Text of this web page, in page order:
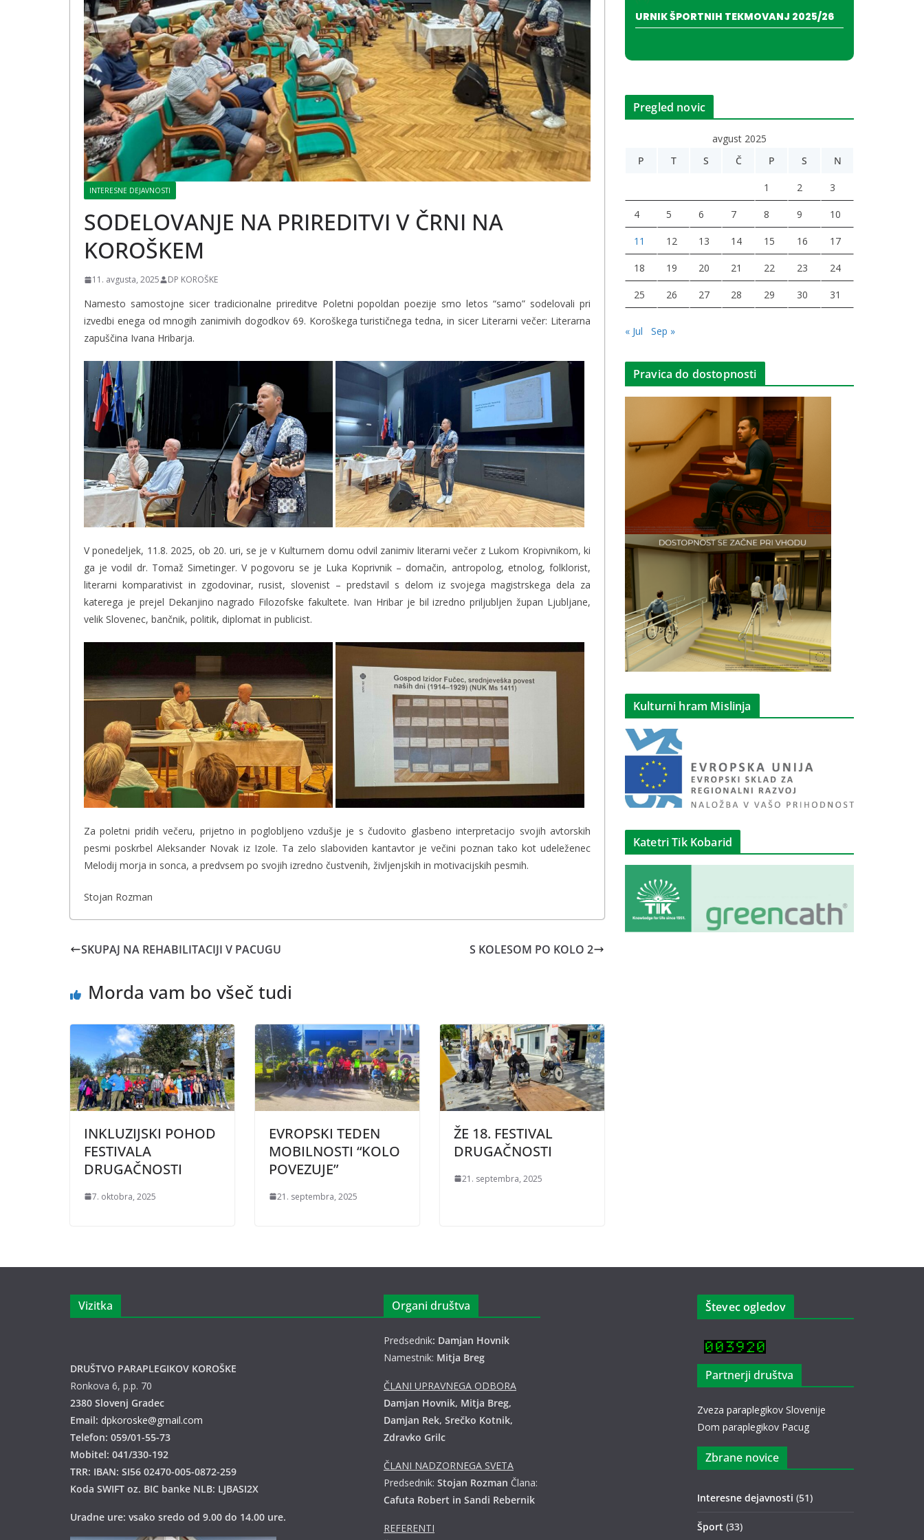
INTERESNE DEJAVNOSTI
SODELOVANJE NA PRIREDITVI V ČRNI NA
KOROŠKEM
11. avgusta, 2025 DP KOROŠKE
Namesto samostojne sicer tradicionalne prireditve Poletni popoldan poezije smo letos “samo” sodelovali pri
izvedbi enega od mnogih zanimivih dogodkov 69. Koroškega turističnega tedna, in sicer Literarni večer: Literarna
zapuščina Ivana Hribarja.
V ponedeljek, 11.8. 2025, ob 20. uri, se je v Kulturnem domu odvil zanimiv literarni večer z Lukom Kropivnikom, ki
ga je vodil dr. Tomaž Simetinger. V pogovoru se je Luka Koprivnik – domačin, antropolog, etnolog, folklorist,
literarni komparativist in zgodovinar, rusist, slovenist – predstavil s delom iz svojega magistrskega dela za
katerega je prejel Dekanjino nagrado Filozofske fakultete. Ivan Hribar je bil izredno priljubljen župan Ljubljane,
velik Slovenec, bančnik, politik, diplomat in publicist.
Za poletni pridih večeru, prijetno in poglobljeno vzdušje je s čudovito glasbeno interpretacijo svojih avtorskih
pesmi poskrbel Aleksander Novak iz Izole. Ta zelo slaboviden kantavtor je večini poznan tako kot udeleženec
Melodij morja in sonca, a predvsem po svojih izredno čustvenih, življenjskih in motivacijskih pesmih.
Stojan Rozman
SKUPAJ NA REHABILITACIJI V PACUGU S KOLESOM PO KOLO 2
Morda vam bo všeč tudi
INKLUZIJSKI POHOD
FESTIVALA
DRUGAČNOSTI
7. oktobra, 2025
EVROPSKI TEDEN
MOBILNOSTI “KOLO
POVEZUJE”
21. septembra, 2025
ŽE 18. FESTIVAL
DRUGAČNOSTI
21. septembra, 2025
URNIK ŠPORTNIH TEKMOVANJ 2025/26
Pregled novic
avgust 2025
P
T S Č P S N
1 2 3
4 5 6 7 8 9 10
11 12 13 14 15 16 17
18 19 20 21 22 23 24
25 26 27 28 29 30 31
« Jul Sep »
Pravica do dostopnosti
Kulturni hram Mislinja
Katetri Tik Kobarid
Vizitka
DRUŠTVO PARAPLEGIKOV KOROŠKE
Ronkova 6, p.p. 70
2380 Slovenj Gradec
Email: dpkoroske@gmail.com
Telefon: 059/01-55-73
Mobitel: 041/330-192
TRR: IBAN: SI56 02470-005-0872-259
Koda SWIFT oz. BIC banke NLB: LJBASI2X
Uradne ure: vsako sredo od 9.00 do 14.00 ure.
Organi društva
Predsednik: Damjan Hovnik
Namestnik: Mitja Breg
ČLANI UPRAVNEGA ODBORA
Damjan Hovnik, Mitja Breg,
Damjan Rek, Srečko Kotnik,
Zdravko Grilc
ČLANI NADZORNEGA SVETA
Predsednik: Stojan Rozman Člana:
Cafuta Robert in Sandi Rebernik
REFERENTI
Števec ogledov
Partnerji društva
Zveza paraplegikov Slovenije
Dom paraplegikov Pacug
Zbrane novice
Interesne dejavnosti (51)
Šport (33)